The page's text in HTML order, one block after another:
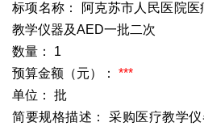
标项名称：
阿克苏市人民医院
教学仪器及AED一批二次
数量： 1
预算金额（元）： ***
单位： 批
简要规格描述： 采购医疗教学